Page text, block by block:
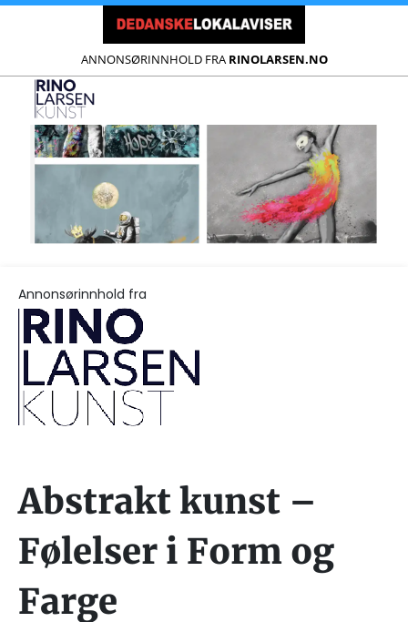
ANNONSØRINNHOLD FRA RINOLARSEN.NO
Annonsørinnhold fra
Abstrakt kunst –
Følelser i Form og
Farge